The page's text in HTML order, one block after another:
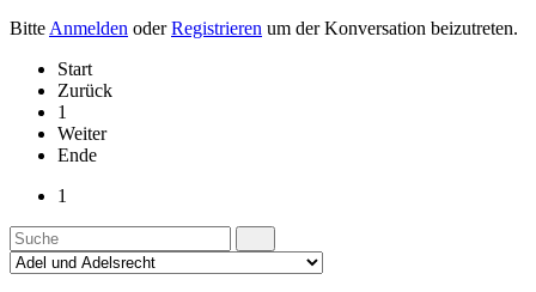
Bitte Anmelden oderRegistrieren um der Konversation beizutreten.
Start
Zurück
1
Weiter
Ende
1